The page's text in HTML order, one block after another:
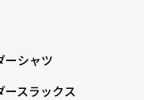
ーシャツ
ースラックス